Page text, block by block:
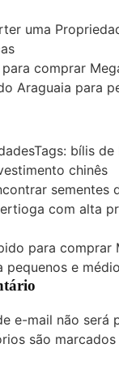
uma
comprar
Araguaia para
Tags: bílis de
chinês
sementes
com alta
para comprar
pequenos e
e-mail não será
são marcados